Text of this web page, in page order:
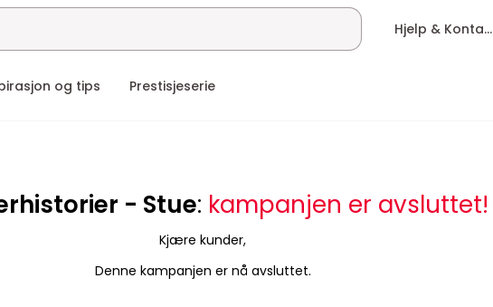
Hjelp & Kontakt
og tips Prestisjeserie
- Stue: kampanjen er avsluttet!
Kjære kunder,
Denne kampanjen er nå avsluttet.